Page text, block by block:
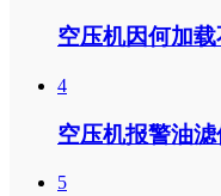
空压机因何加
4
空压机报警油
5